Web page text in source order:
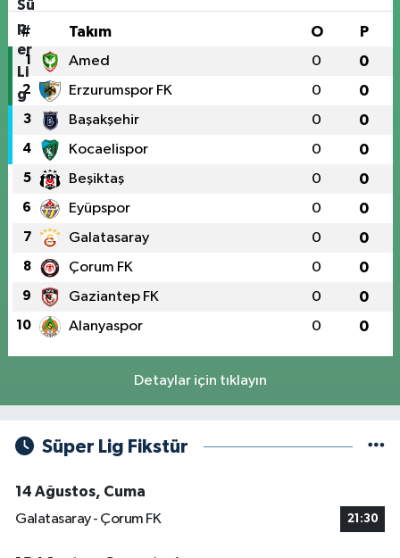
# Takım O P
1 Amed 0 0
2 Erzurumspor FK 0 0
3 Başakşehir 0 0
4 Kocaelispor 0 0
5 Beşiktaş 0 0
6 Eyüpspor 0 0
7 Galatasaray 0 0
8 Çorum FK 0 0
9 Gaziantep FK 0 0
10 Alanyaspor 0 0
Detaylar için tıklayın
Süper Lig Fikstür
14 Ağustos, Cuma
Galatasaray - Çorum FK
21:30